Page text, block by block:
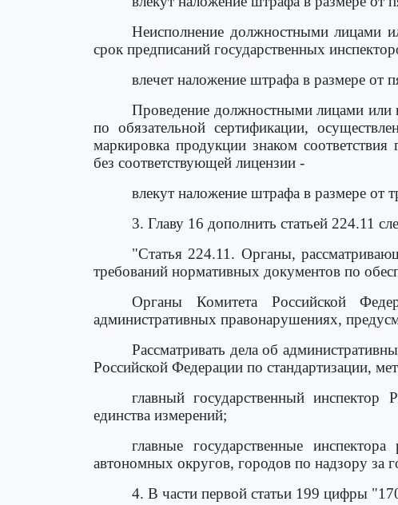
Неисполнение должностными лицами
срок предписаний государственных
влечет наложение штрафа в размере от
Проведение должностными лицами или
по обязательной сертификации,
маркировка продукции знаком соответствия
без соответствующей лицензии -
влекут наложение штрафа в размере от
3. Главу 16 дополнить статьей 224.11
"Статья 224.11. Органы,
требований нормативных документов по
Органы Комитета Российской
административных правонарушениях,
Рассматривать дела об
Российской Федерации по стандартизации,
главный государственный
единства измерений;
главные государственные
автономных округов, городов по надзору за
4. В части первой статьи 199 цифры